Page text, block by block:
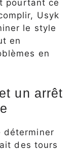
pourtant ce
Usyk
le style
en
en
un arrêt
déterminer
des tours